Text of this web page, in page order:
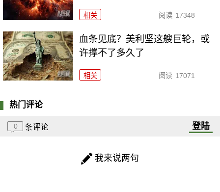
相关 阅读 17348
血条见底？美利坚这艘巨轮，或
许撑不了多久了
相关 阅读 17071
热门评论
0 条评论 登陆
我来说两句